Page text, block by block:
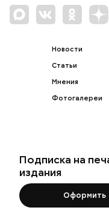
Новости
Статьи
Мнения
Фотогалереи
Подписка на
издания
Оформить